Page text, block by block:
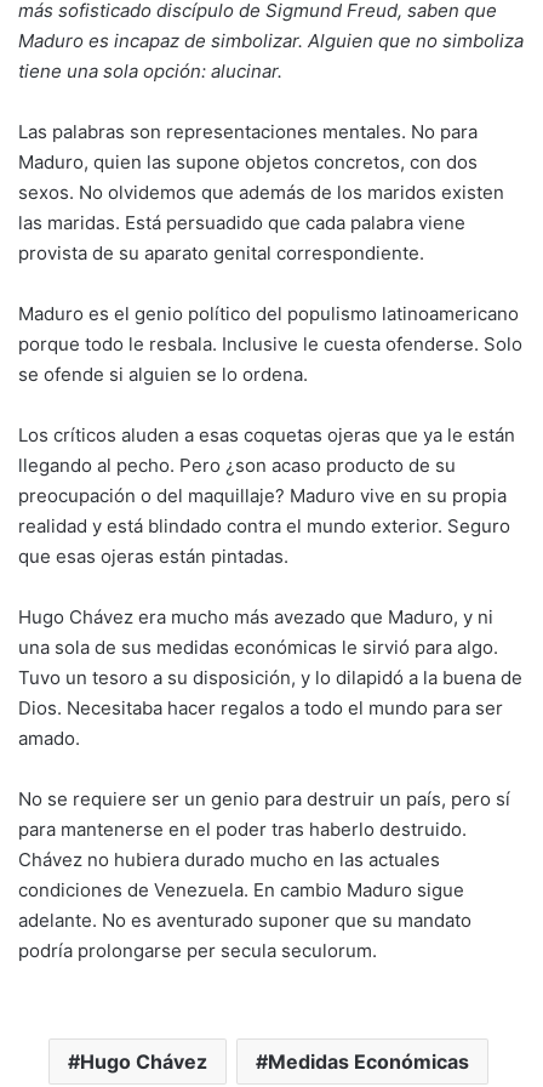
más sofisticado discípulo de Sigmund Freud, saben que
Maduro es incapaz de simbolizar. Alguien que no simboliza
tiene una sola opción: alucinar.
Las palabras son representaciones mentales. No para
Maduro, quien las supone objetos concretos, con dos
sexos. No olvidemos que además de los maridos existen
las maridas. Está persuadido que cada palabra viene
provista de su aparato genital correspondiente.
Maduro es el genio político del populismo latinoamericano
porque todo le resbala. Inclusive le cuesta ofenderse. Solo
se ofende si alguien se lo ordena.
Los críticos aluden a esas coquetas ojeras que ya le están
llegando al pecho. Pero ¿son acaso producto de su
preocupación o del maquillaje? Maduro vive en su propia
realidad y está blindado contra el mundo exterior. Seguro
que esas ojeras están pintadas.
Hugo Chávez era mucho más avezado que Maduro, y ni
una sola de sus medidas económicas le sirvió para algo.
Tuvo un tesoro a su disposición, y lo dilapidó a la buena de
Dios. Necesitaba hacer regalos a todo el mundo para ser
amado.
No se requiere ser un genio para destruir un país, pero sí
para mantenerse en el poder tras haberlo destruido.
Chávez no hubiera durado mucho en las actuales
condiciones de Venezuela. En cambio Maduro sigue
adelante. No es aventurado suponer que su mandato
podría prolongarse per secula seculorum.
Hugo Chávez Medidas Económicas